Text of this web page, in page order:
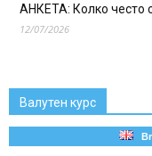
АНКЕТА: Колко често
12/07/2026
Валутен курс